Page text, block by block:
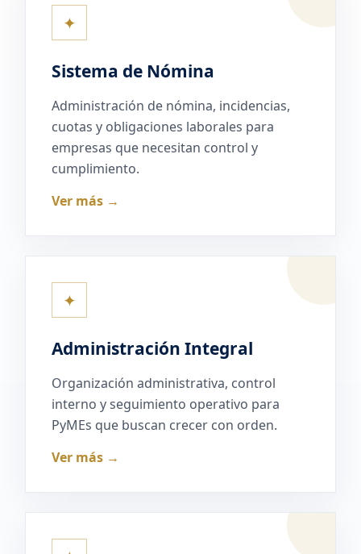
✦
Sistema de Nómina
Administración de nómina, incidencias,
cuotas y obligaciones laborales para
empresas que necesitan control y
cumplimiento.
Ver más →
✦
Administración Integral
Organización administrativa, control
interno y seguimiento operativo para
PyMEs que buscan crecer con orden.
Ver más →